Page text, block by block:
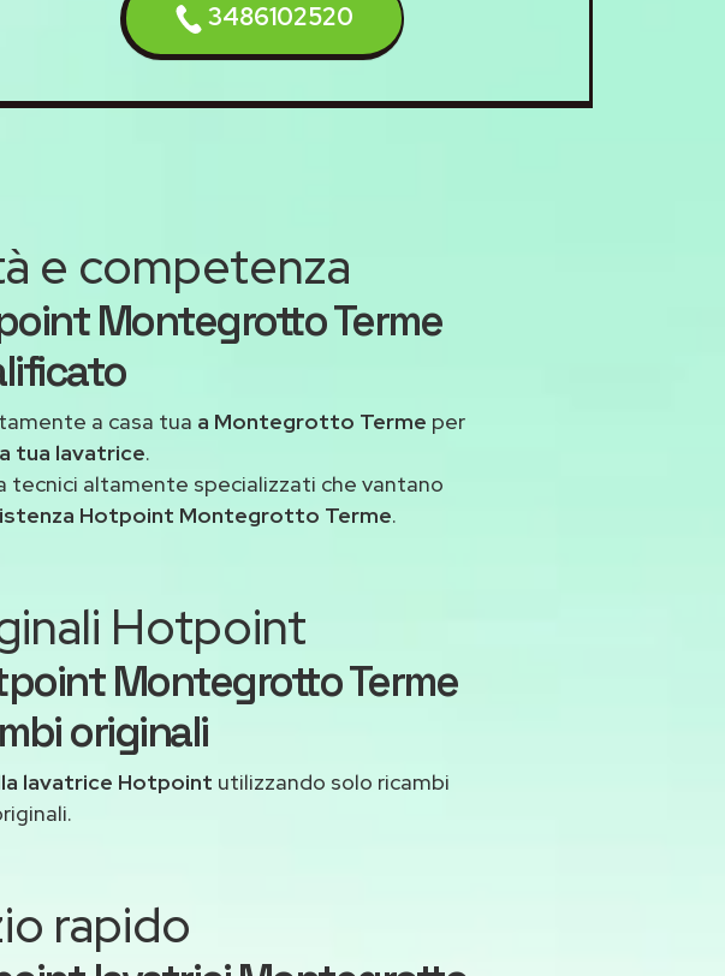
3486102520
e competenza
Montegrotto Terme
a casa tua a Montegrotto Terme per
tua lavatrice.
altamente specializzati che vantano
Hotpoint Montegrotto Terme.
Hotpoint
Montegrotto Terme
originali
lavatrice Hotpoint utilizzando solo ricambi
rapido